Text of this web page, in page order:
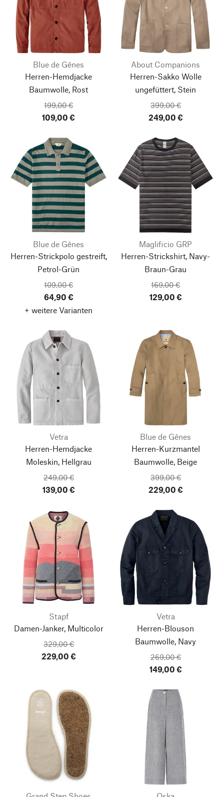
Blue de Gênes
Herren-Hemdjacke
Baumwolle, Rost
199,00 €
109,00 €
About Companions
Herren-Sakko Wolle
ungefüttert, Stein
399,00 €
249,00 €
Blue de Gênes
Herren-Strickpolo gestreift,
Petrol-Grün
109,00 €
64,90 €
+ weitere Varianten
Maglificio GRP
Herren-Strickshirt, Navy-
Braun-Grau
169,00 €
129,00 €
Vetra
Herren-Hemdjacke
Moleskin, Hellgrau
249,00 €
139,00 €
Blue de Gênes
Herren-Kurzmantel
Baumwolle, Beige
399,00 €
229,00 €
Stapf
Damen-Janker, Multicolor
329,00 €
229,00 €
Vetra
Herren-Blouson
Baumwolle, Navy
269,00 €
149,00 €
Nach oben